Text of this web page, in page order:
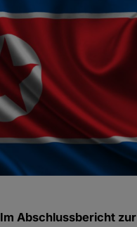
Im Abschlussbericht zur